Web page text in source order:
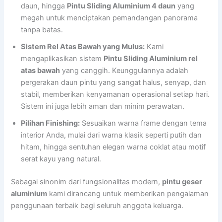
daun, hingga Pintu Sliding Aluminium 4 daun yang
megah untuk menciptakan pemandangan panorama
tanpa batas.
Sistem Rel Atas Bawah yang Mulus: Kami
mengaplikasikan sistem Pintu Sliding Aluminium rel
atas bawah yang canggih. Keunggulannya adalah
pergerakan daun pintu yang sangat halus, senyap, dan
stabil, memberikan kenyamanan operasional setiap hari.
Sistem ini juga lebih aman dan minim perawatan.
Pilihan Finishing: Sesuaikan warna frame dengan tema
interior Anda, mulai dari warna klasik seperti putih dan
hitam, hingga sentuhan elegan warna coklat atau motif
serat kayu yang natural.
Sebagai sinonim dari fungsionalitas modern, pintu geser
aluminium kami dirancang untuk memberikan pengalaman
penggunaan terbaik bagi seluruh anggota keluarga.